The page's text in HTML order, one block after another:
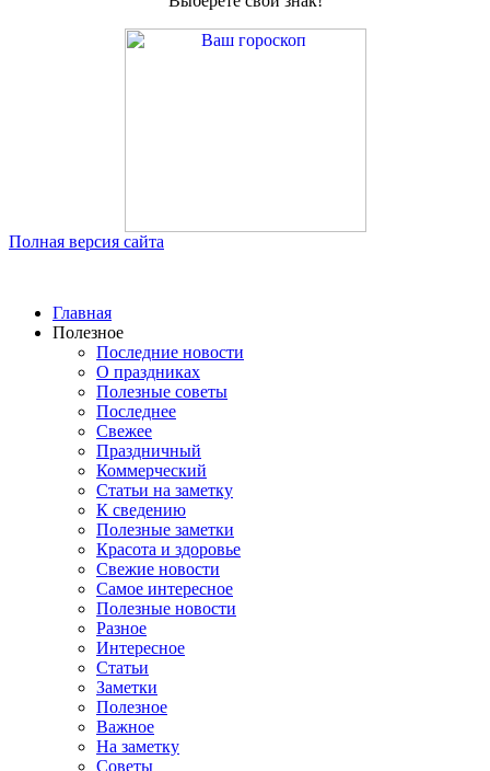
Полная версия сайта
Главная
Полезное
Последние новости
О праздниках
Полезные советы
Последнее
Свежее
Праздничный
Коммерческий
Статьи на заметку
К сведению
Полезные заметки
Красота и здоровье
Свежие новости
Самое интересное
Полезные новости
Разное
Интересное
Статьи
Заметки
Полезное
Важное
На заметку
Советы